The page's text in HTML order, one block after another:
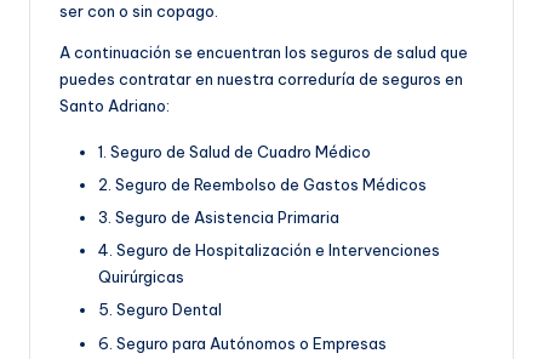
ser con o sin copago.
A continuación se encuentran los seguros de salud que
puedes contratar en nuestra correduría de seguros en
Santo Adriano:
1. Seguro de Salud de Cuadro Médico
2. Seguro de Reembolso de Gastos Médicos
3. Seguro de Asistencia Primaria
4. Seguro de Hospitalización e Intervenciones
Quirúrgicas
5. Seguro Dental
6. Seguro para Autónomos o Empresas